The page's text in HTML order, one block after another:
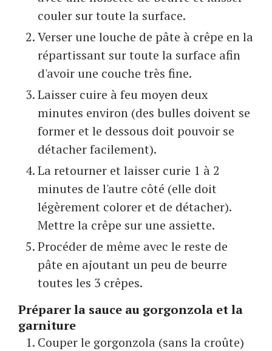
couler sur toute la surface.
Verser une louche de pâte à crêpe en la
répartissant sur toute la surface afin
d'avoir une couche très fine.
Laisser cuire à feu moyen deux
minutes environ (des bulles doivent se
former et le dessous doit pouvoir se
détacher facilement).
La retourner et laisser curie 1 à 2
minutes de l'autre côté (elle doit
légèrement colorer et de détacher).
Mettre la crêpe sur une assiette.
Procéder de même avec le reste de
pâte en ajoutant un peu de beurre
toutes les 3 crêpes.
Préparer la sauce au gorgonzola et la
garniture
Couper le gorgonzola (sans la croûte)